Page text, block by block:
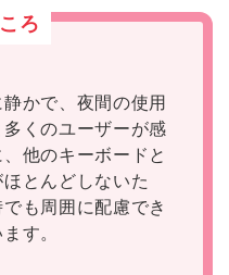
ろ
かで、夜間の使用
くのユーザーが感
他のキーボードと
とんどしないた
も周囲に配慮でき
す。